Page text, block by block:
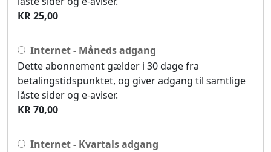
KR 25,00
Internet - Måneds adgang
Dette abonnement gælder i 30 dage fra
betalingstidspunktet, og giver adgang til samtlige
låste sider og e-aviser.
KR 70,00
Internet - Kvartals adgang